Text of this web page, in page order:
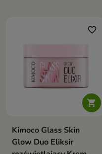

favorite_border
Kimoco Glass Skin
Glow Duo Eliksir